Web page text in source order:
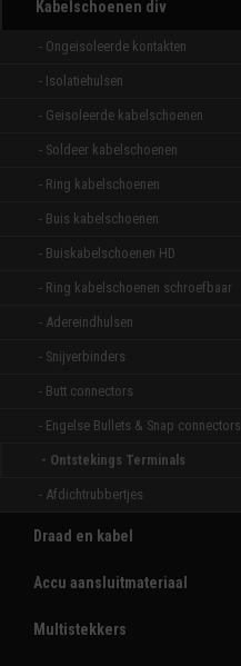
Kabelschoenen div
- Ongeisoleerde kontakten
- Isolatiehulsen
- Geisoleerde kabelschoenen
- Soldeer kabelschoenen
- Ring kabelschoenen
- Buis kabelschoenen
- Buiskabelschoenen HD
- Ring kabelschoenen schroefbaar
- Adereindhulsen
- Snijverbinders
- Butt connectors
- Engelse Bullets & Snap connectors
- Ontstekings Terminals
- Afdichtrubbertjes
Draad en kabel
Accu aansluitmateriaal
Multistekkers